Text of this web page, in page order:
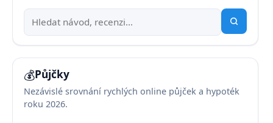
💰Půjčky
Nezávislé srovnání rychlých online půjček a hypoték
roku 2026.